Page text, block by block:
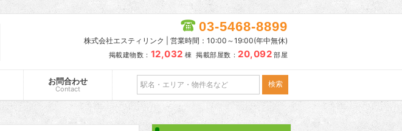
03-5468-8899
株式会社エスティリンク | 営業時間：10:00～19:00(年中無休)
掲載建物数： 12,032 棟 掲載部屋数： 20,092 部屋
お問合わせ
Contact